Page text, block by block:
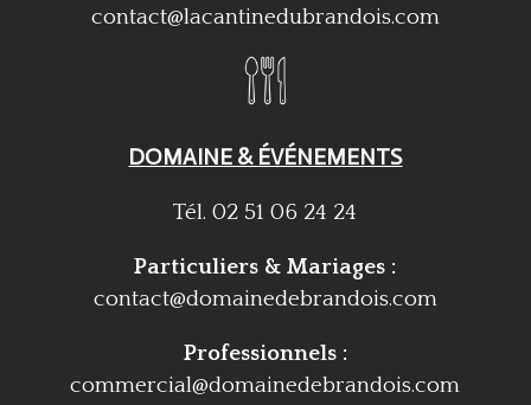
contact@lacantinedubrandois.com
DOMAINE & ÉVÉNEMENTS
Tél. 02 51 06 24 24
Particuliers & Mariages :
contact@domainedebrandois.com
Professionnels :
commercial@domainedebrandois.com